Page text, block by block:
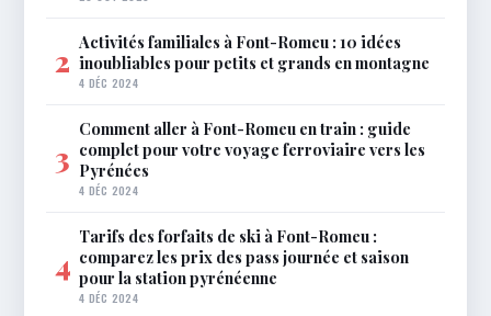
2 Activités familiales à Font-Romeu : 10 idées
inoubliables pour petits et grands en montagne
4 DÉC 2024
3
Comment aller à Font-Romeu en train : guide
complet pour votre voyage ferroviaire vers les
Pyrénées
4 DÉC 2024
4
Tarifs des forfaits de ski à Font-Romeu :
comparez les prix des pass journée et saison
pour la station pyrénéenne
4 DÉC 2024